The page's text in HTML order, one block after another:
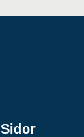
Sidor